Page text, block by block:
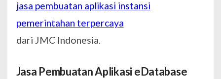
jasa pembuatan aplikasi instansi
pemerintahan terpercaya
dari JMC Indonesia.
Jasa Pembuatan Aplikasi eDatabase